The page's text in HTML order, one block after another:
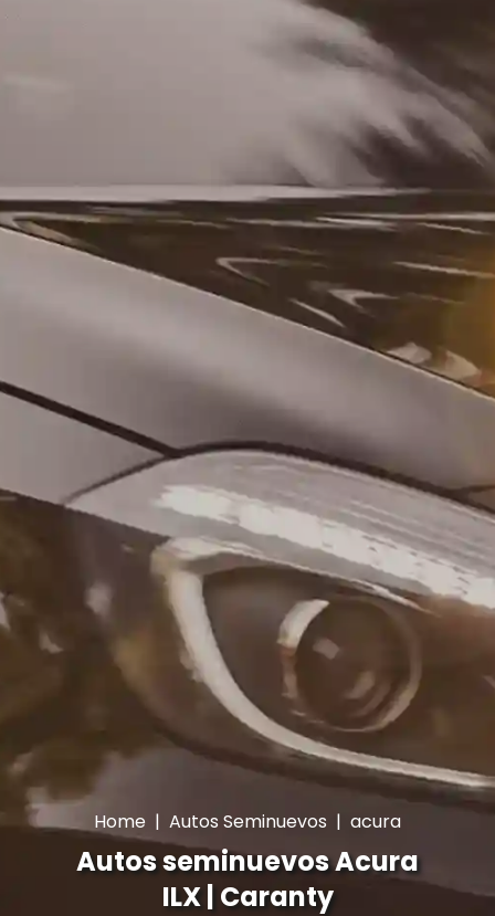
Home | Autos Seminuevos | acura
Autos seminuevos Acura
ILX | Caranty